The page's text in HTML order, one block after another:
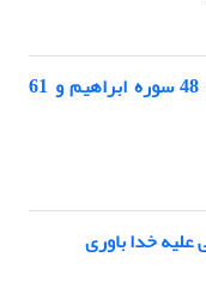
بررسی معادجسمانی‌مثالی با تأکید بر آیه 48 سوره ابراهیم و 61
علیه خدا باوری